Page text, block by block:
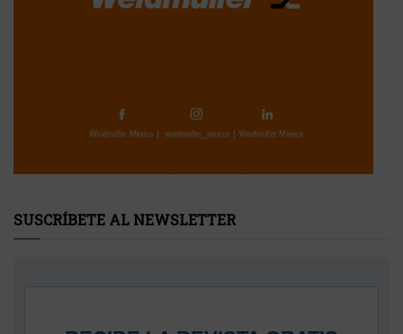
SUSCRÍBETE AL NEWSLETTER